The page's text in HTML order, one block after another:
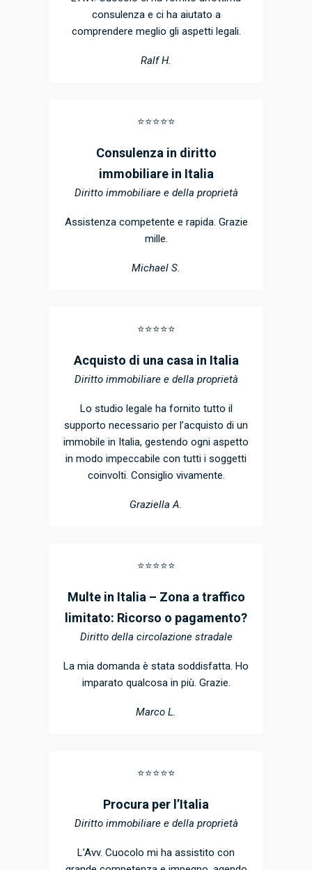
consulenza e ci ha aiutato a
comprendere meglio gli aspetti legali.
Ralf H.
⭐️⭐️⭐️⭐️⭐️
Consulenza in diritto
immobiliare in Italia
Diritto immobiliare e della proprietà
Assistenza competente e rapida. Grazie
mille.
Michael S.
⭐️⭐️⭐️⭐️⭐️
Acquisto di una casa in Italia
Diritto immobiliare e della proprietà
Lo studio legale ha fornito tutto il
supporto necessario per l’acquisto di un
immobile in Italia, gestendo ogni aspetto
in modo impeccabile con tutti i soggetti
coinvolti. Consiglio vivamente.
Graziella A.
⭐️⭐️⭐️⭐️⭐️
Multe in Italia – Zona a traffico
limitato: Ricorso o pagamento?
Diritto della circolazione stradale
La mia domanda è stata soddisfatta. Ho
imparato qualcosa in più. Grazie.
Marco L.
⭐️⭐️⭐️⭐️⭐️
Procura per l’Italia
Diritto immobiliare e della proprietà
L’Avv. Cuocolo mi ha assistito con